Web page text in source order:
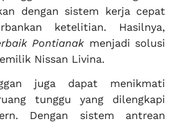
dengan sistem kerja cepat
ketelitian. Hasilnya,
Pontianak menjadi solusi
Nissan Livina.
juga dapat menikmati
tunggu yang dilengkapi
Dengan sistem antrean